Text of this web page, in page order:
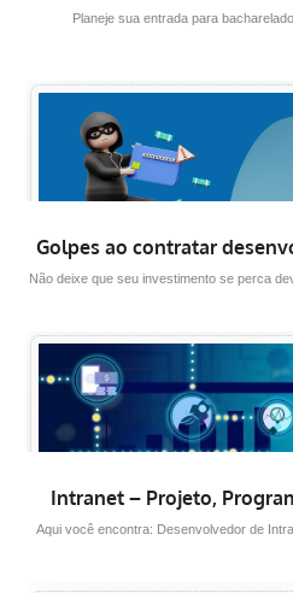
Planeje sua entrada para
Golpes ao contratar
Não deixe que seu investimento se perca
Intranet – Projeto,
Aqui você encontra: Desenvolvedor de